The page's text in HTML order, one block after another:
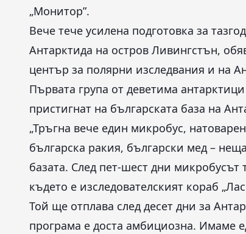
„Монитор”.
Вече тече усилена подготовка за
Антарктида на остров Ливингстън,
център за полярни изследвания и на
Първата група от деветима
пристигнат на българската база на
„Тръгна вече един микробус,
българска ракия, български мед –
базата. След пет-шест дни
където е изследователският кораб
Той ще отплава след десет дни за
програма е доста амбициозна. Имаме